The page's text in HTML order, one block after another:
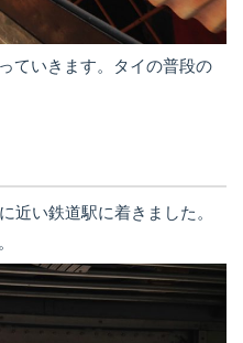
ていきます。タイの普段の
近い鉄道駅に着きました。